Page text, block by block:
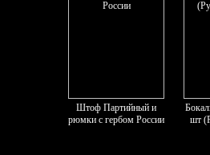
Штоф Партийный и
рюмки с гербом России
шт